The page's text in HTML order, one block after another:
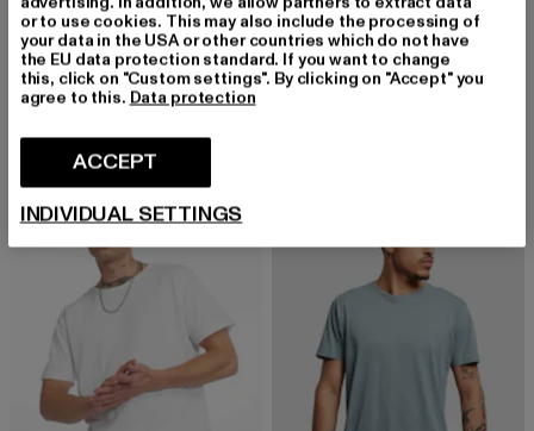
URBAN CLASSICS
Shaped Long
EUR 10,94
Derzeitiger Preis: EUR 10,94
EUR 14,99Aktionspreis: EUR 14,99
URBAN CLASSICS
Shaped Long
NEU -10%
or to use cookies. This may also include the processing of
your data in the USA or other countries which do not have
the EU data protection standard. If you want to change
this, click on "Custom settings". By clicking on "Accept" you
agree to this. Data protection
ACCEPT
INDIVIDUAL SETTINGS